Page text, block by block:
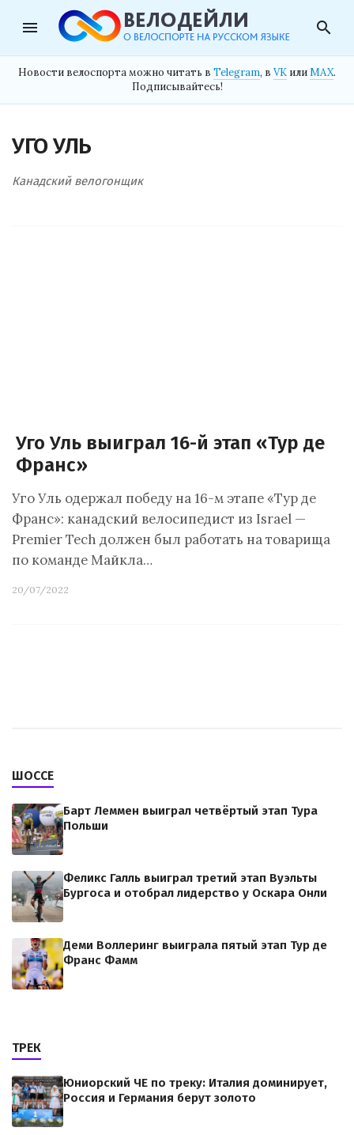
menu search
Новости велоспорта можно читать в Telegram, в VK илиMAX.
Подписывайтесь!
УГО УЛЬ
Канадский велогонщик
Уго Уль выиграл 16-й этап «Тур де
Франс»
Уго Уль одержал победу на 16-м этапе «Тур де
Франс»: канадский велосипедист из Israel —
Premier Tech должен был работать на товарища
по команде Майкла…
20/07/2022
ШОССЕ
Барт Леммен выиграл четвёртый этап Тура
Польши
Феликс Галль выиграл третий этап Вуэльты
Бургоса и отобрал лидерство у Оскара Онли
Деми Воллеринг выиграла пятый этап Тур де
Франс Фамм
ТРЕК
Юниорский ЧЕ по треку: Италия доминирует,
Россия и Германия берут золото